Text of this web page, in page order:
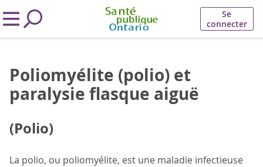
Se
connecter
Poliomyélite (polio) et
paralysie flasque aiguë
(Polio)
La polio, ou poliomyélite, est une maladie infectieuse